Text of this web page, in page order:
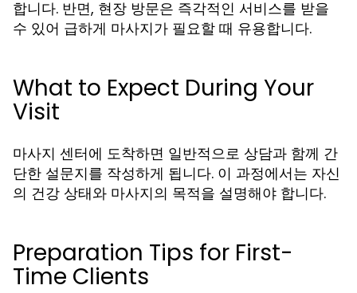
합니다. 반면, 현장 방문은 즉각적인 서비스를 받을
수 있어 급하게 마사지가 필요할 때 유용합니다.
What to Expect During Your
Visit
마사지 센터에 도착하면 일반적으로 상담과 함께 간
단한 설문지를 작성하게 됩니다. 이 과정에서는 자신
의 건강 상태와 마사지의 목적을 설명해야 합니다.
Preparation Tips for First-
Time Clients